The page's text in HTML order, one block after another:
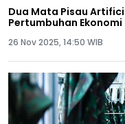
Dua Mata Pisau
Pertumbuhan Ekonomi
26 Nov 2025, 14:50 WIB